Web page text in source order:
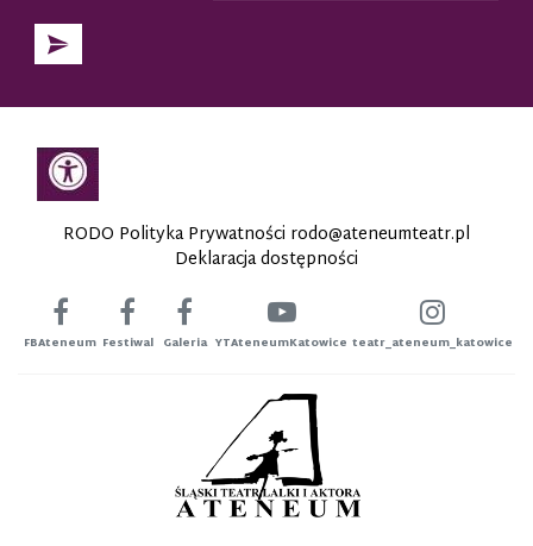
RODO Polityka Prywatności rodo@ateneumteatr.pl
Deklaracja dostępności
FBAteneum Festiwal Galeria YTAteneumKatowice teatr_ateneum_katowice